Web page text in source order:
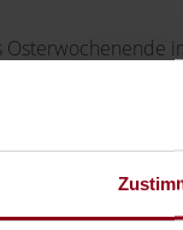
den Festtagen.
mit einem Aperitif
Abend. Danach